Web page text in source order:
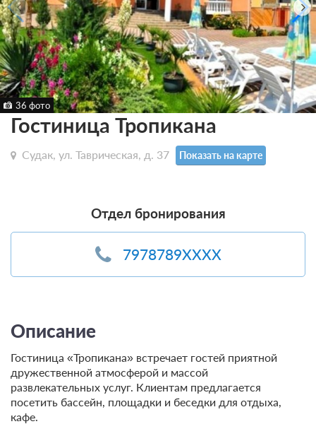
36 фото
Гостиница Тропикана
Судак, ул. Таврическая, д. 37 Показать на карте
Отдел бронирования
7978789XXXX
Описание
Гостиница «Тропикана» встречает гостей приятной
дружественной атмосферой и массой
развлекательных услуг. Клиентам предлагается
посетить бассейн, площадки и беседки для отдыха,
кафе.